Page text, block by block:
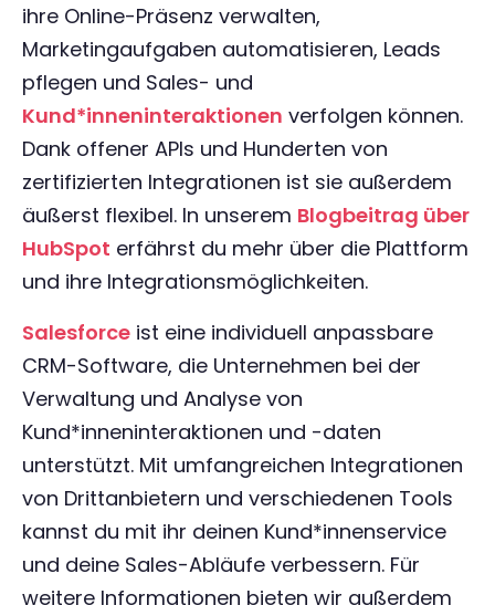
ihre Online-Präsenz verwalten,
Marketingaufgaben automatisieren, Leads
pflegen und Sales- und
Kund*inneninteraktionen verfolgen können.
Dank offener APIs und Hunderten von
zertifizierten Integrationen ist sie außerdem
äußerst flexibel. In unserem Blogbeitrag über
HubSpot erfährst du mehr über die Plattform
und ihre Integrationsmöglichkeiten.
Salesforce ist eine individuell anpassbare
CRM-Software, die Unternehmen bei der
Verwaltung und Analyse von
Kund*inneninteraktionen und -daten
unterstützt. Mit umfangreichen Integrationen
von Drittanbietern und verschiedenen Tools
kannst du mit ihr deinen Kund*innenservice
und deine Sales-Abläufe verbessern. Für
weitere Informationen bieten wir außerdem